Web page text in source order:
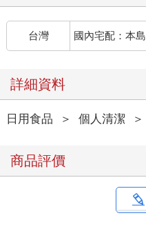
台灣 國內宅配：本
詳細資料
日用食品 ＞ 個人清潔 ＞
商品評價